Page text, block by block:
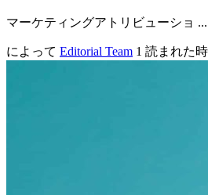
マーケティングアトリビューショ ...
によって Editorial Team 1 読まれた